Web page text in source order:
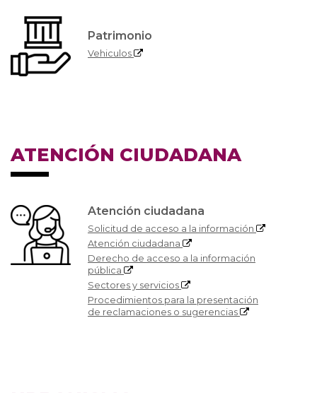
Patrimonio
Vehiculos
ATENCIÓN CIUDADANA
Atención ciudadana
Solicitud de acceso a la información
Atención ciudadana
Derecho de acceso a la información
pública
Sectores y servicios
Procedimientos para la presentación
de reclamaciones o sugerencias